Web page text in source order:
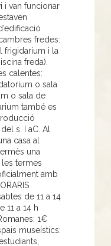
i van funcionar
fredes:
frigidarium i la
freda).
calentes:
o sala
o sala de
també es
s. I aC. Al
casa al
una
termes
amb
de 11 a 14
11 a 14 h
1€
museístics: